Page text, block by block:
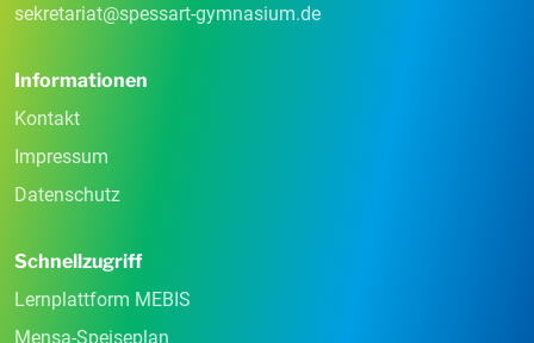
sekretariat@spessart-gymnasium.de
Informationen
Kontakt
Impressum
Datenschutz
Schnellzugriff
Lernplattform MEBIS
Mensa-Speiseplan